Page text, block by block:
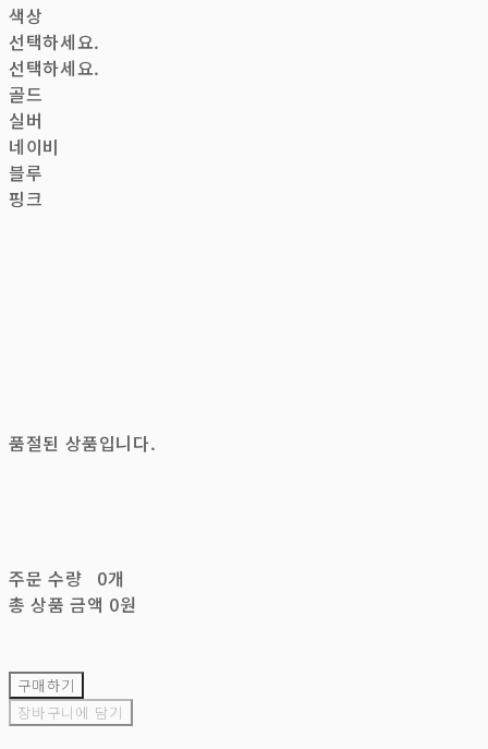
색상
선택하세요.
선택하세요.
골드
실버
네이비
블루
핑크
품절된 상품입니다.
주문 수량
0개
총 상품 금액 0원
구매하기
장바구니에 담기